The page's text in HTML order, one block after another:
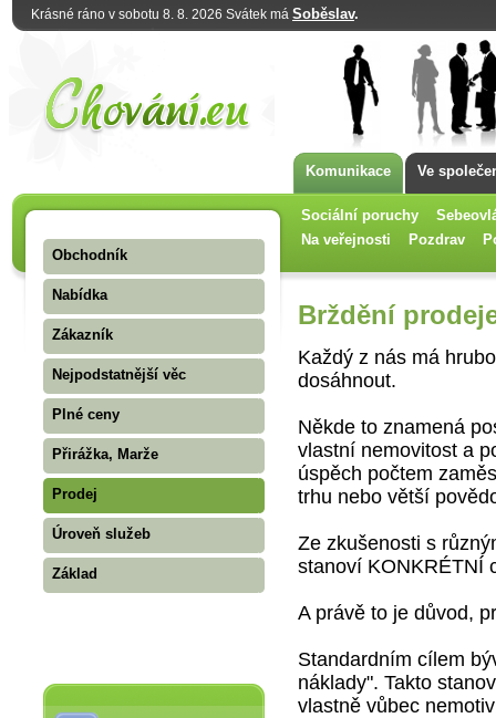
Krásné ráno v sobotu 8. 8. 2026 Svátek má Soběslav.
Komunikace Ve
Sociální poruchy
Na veřejnosti
Pozdrav
Obchodník
Nabídka
Zákazník
Nejpodstatnější věc
Plné ceny
Přirážka, Marže
Prodej
Úroveň služeb
Základ
Brždění
Každý z nás má
dosáhnout.
Někde to znamená
vlastní nemovitost a
úspěch počtem
trhu nebo větší
Ze zkušenosti s
stanoví KONKRÉTNÍ
A právě to je důvod,
Standardním cílem
náklady". Takto
vlastně vůbec